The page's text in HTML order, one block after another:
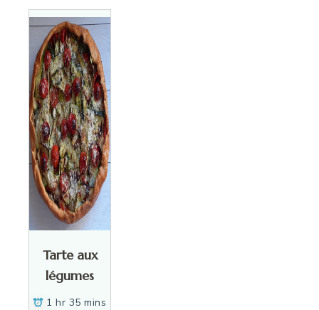
Tarte aux
légumes
1 hr 35 mins